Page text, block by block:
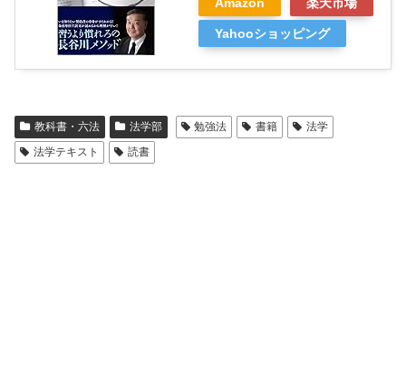
Yahooショッピング
教科書・六法 法学部 勉強法 書籍
法学
法学テキスト
読書